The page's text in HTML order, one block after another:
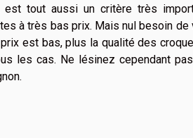
est tout aussi un critère très
à très bas prix. Mais nul besoin
est bas, plus la qualité des
les cas. Ne lésinez cependant